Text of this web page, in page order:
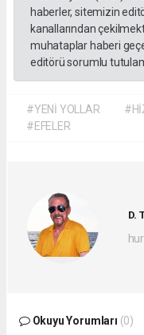
haberler, sitemizin
kanallarından
muhataplar haberi
editörü sorumlu
#YENİ YOLLAR
#EFELER
D.
Okuyu Yorumları (0)